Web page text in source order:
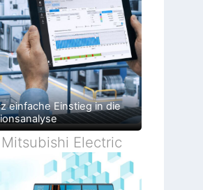
einfache Einstieg in die
Electric